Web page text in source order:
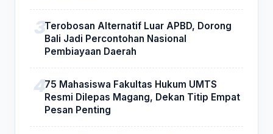
Terobosan Alternatif Luar APBD, Dorong
Bali Jadi Percontohan Nasional
Pembiayaan Daerah
75 Mahasiswa Fakultas Hukum UMTS
Resmi Dilepas Magang, Dekan Titip Empat
Pesan Penting